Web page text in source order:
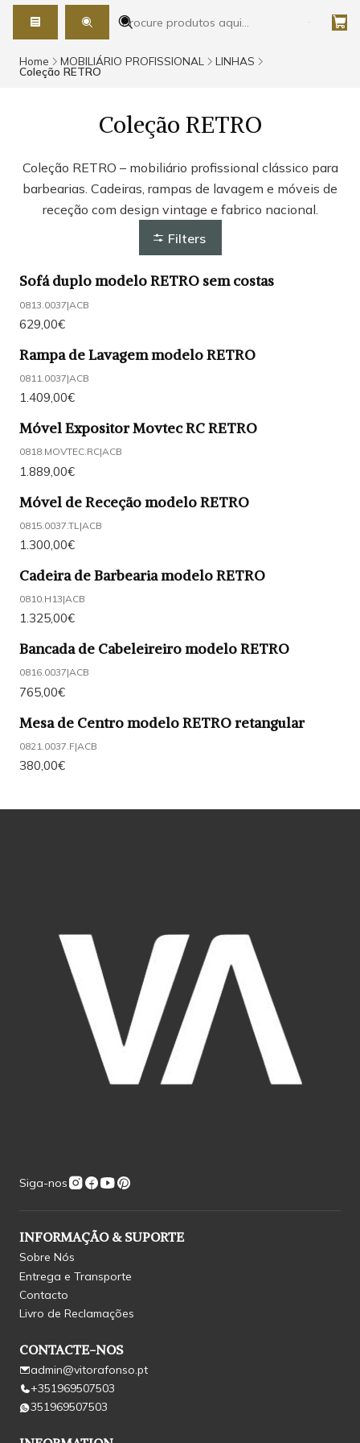
Home MOBILIÁRIO PROFISSIONAL LINHAS
Coleção RETRO
Coleção RETRO
Coleção RETRO – mobiliário profissional clássico para
barbearias. Cadeiras, rampas de lavagem e móveis de
receção com design vintage e fabrico nacional.
Filters
Sofá duplo modelo RETRO sem costas
0813.0037|ACB
629,00€
Rampa de Lavagem modelo RETRO
0811.0037|ACB
1.409,00€
Móvel Expositor Movtec RC RETRO
0818.MOVTEC.RC|ACB
1.889,00€
Móvel de Receção modelo RETRO
0815.0037.TL |ACB
1.300,00€
Cadeira de Barbearia modelo RETRO
0810.H13|ACB
1.325,00€
Bancada de Cabeleireiro modelo RETRO
0816.0037|ACB
765,00€
Mesa de Centro modelo RETRO retangular
0821.0037.F|ACB
380,00€
Siga-nos
INFORMAÇÃO & SUPORTE
Sobre Nós
Entrega e Transporte
Contacto
Livro de Reclamações
CONTACTE-NOS
admin@vitorafonso.pt
+351969507503
351969507503